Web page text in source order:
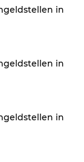
in
in
in